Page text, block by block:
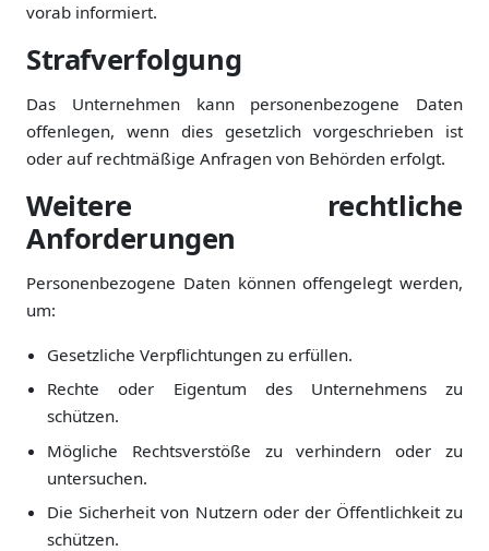
vorab informiert.
Strafverfolgung
Das Unternehmen kann personenbezogene Daten
offenlegen, wenn dies gesetzlich vorgeschrieben ist
oder auf rechtmäßige Anfragen von Behörden erfolgt.
Weitere rechtliche
Anforderungen
Personenbezogene Daten können offengelegt werden,
um:
Gesetzliche Verpflichtungen zu erfüllen.
Rechte oder Eigentum des Unternehmens zu
schützen.
Mögliche Rechtsverstöße zu verhindern oder zu
untersuchen.
Die Sicherheit von Nutzern oder der Öffentlichkeit zu
schützen.